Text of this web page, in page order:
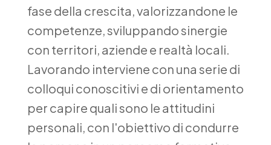
fase della crescita, valorizzandone le
competenze, sviluppando sinergie
con territori, aziende e realtà locali.
Lavorando interviene con una serie di
colloqui conoscitivi e di orientamento
per capire quali sono le attitudini
personali, con l'obiettivo di condurre